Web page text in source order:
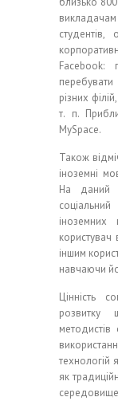
студентів,
Facebook:
різних
т. п.
MySpace.
Також
іноземні
На даний
іншим
навчаючи
Цінність
розвитку
технологій
як